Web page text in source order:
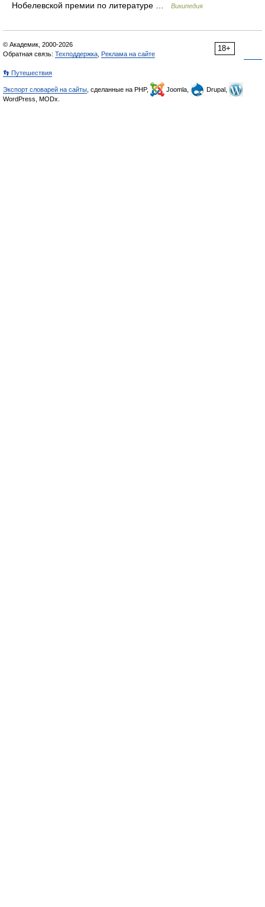
Нобелевской премии по литературе …
Википедия
18+
© Академик, 2000-2026
Обратная связь: Техподдержка Реклама на сайте
👣 Путешествия
Экспорт словарей на сайты , сделанные на PHP, Joomla,
Drupal,
WordPress, MODx.